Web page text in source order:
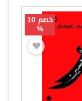
خصم 10
%